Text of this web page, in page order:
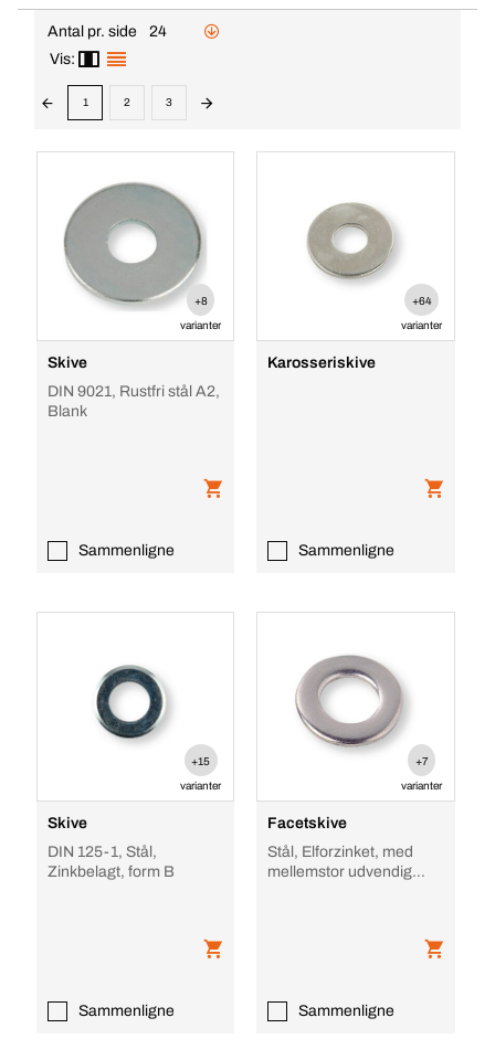
Antal pr. side
24
Vis:
1 2 3
+8
varianter
Skive
DIN 9021, Rustfri stål A2,
Blank
Sammenligne
+64
varianter
Karosseriskive
Sammenligne
+15
varianter
Skive
DIN 125-1, Stål,
Zinkbelagt, form B
Sammenligne
+7
varianter
Facetskive
Stål, Elforzinket, med
mellemstor udvendig
Sammenligne